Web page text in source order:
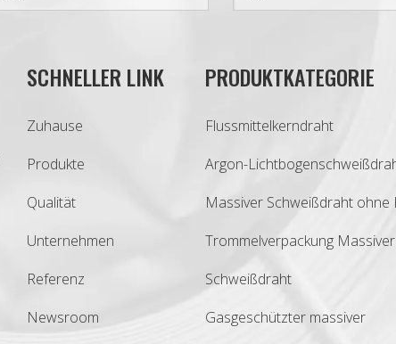
SCHNELLER LINK
Zuhause
Produkte
Qualität
Unternehmen
Referenz
Newsroom
PRODUKTKATEGORIE
Flussmittelkerndraht
Argon-
Massiver Schweißdraht ohne
Trommelverpackung Massiver
Schweißdraht
Gasgeschützter massiver